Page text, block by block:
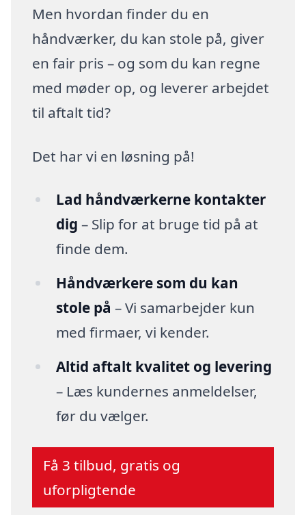
Men hvordan finder du en
håndværker, du kan stole på, giver
en fair pris – og som du kan regne
med møder op, og leverer arbejdet
til aftalt tid?
Det har vi en løsning på!
Lad håndværkerne kontakter
dig – Slip for at bruge tid på at
finde dem.
Håndværkere som du kan
stole på – Vi samarbejder kun
med firmaer, vi kender.
Altid aftalt kvalitet og levering
– Læs kundernes anmeldelser,
før du vælger.
Få 3 tilbud, gratis og
uforpligtende